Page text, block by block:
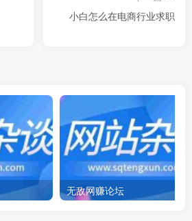
小白怎么在电商行业求职
无敌网赚论坛